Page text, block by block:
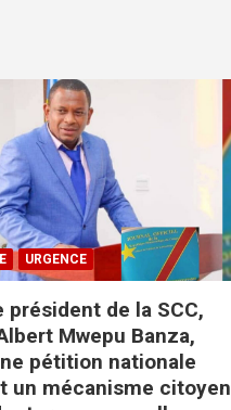
URGENCE
président de la SCC,
Mwepu Banza,
pétition nationale
un mécanisme citoyen